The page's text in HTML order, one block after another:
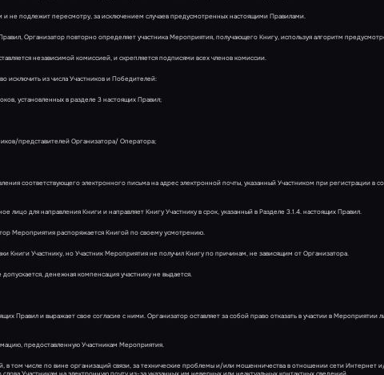
и не подлежит пересмотру, за исключением случаев предусмотренных настоящими Правилами.
Организатор повторно определяет участника Мероприятия, получающего Книгу, используя алгоритм
независимой комиссией, и скрепляется подписями всех членов комиссии.
исключить из числа Участников и Победителей:
установленных в разделе 3 настоящих Правил;
представителей Организатора/ Оператора;
соответствующего электронного письма на адрес электронной почты, указанный Участником при регистрации в
для направления Книги и направляет Книгу Участнику в срок, указанный в Разделе 3.1.4. настоящих Правил.
Мероприятия распоряжается Книгой по своему усмотрению.
Книги Участнику, но Участник Мероприятия не получил Книгу по причинам, не зависящим от Организатора.
денежная компенсация участнику не выдается.
Правил и выражает свое согласие с ними. Организатор оставляет за собой право отказать в участии в Мероприятии
предоставленную Участникам Мероприятия.
в том числе по вине организаций связи, за технические проблемы и/или мошенничества в отношении сети Интернет
Участникам на электронную почту из-за указанных им неверных или неактуальных контактных сведений.